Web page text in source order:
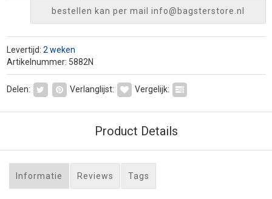
bestellen kan per mail info@bagsterstore.nl
Levertijd: 2 weken
Artikelnummer: 5882N
Delen: Verlanglijst: Vergelijk:
Product Details
Informatie Reviews Tags